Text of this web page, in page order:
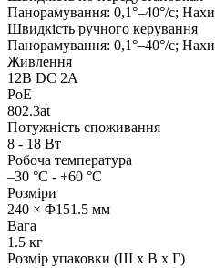
Панорамування: 0,1°–40°/с;
Швидкість ручного керування
Панорамування: 0,1°–40°/с;
Живлення
12В DC 2A
PoE
802.3at
Потужність споживання
8 - 18 Вт
Робоча температура
–30 °C - +60 °C
Розміри
240 × Φ151.5 мм
Вага
1.5 кг
Розмір упаковки (Ш х В х Г)